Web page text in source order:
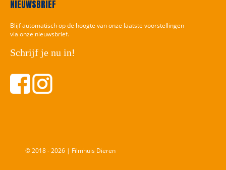
NIEUWSBRIEF
Blijf automatisch op de hoogte van onze laatste voorstellingen
via onze nieuwsbrief.
Schrijf je nu in!
© 2018 - 2026 | Filmhuis Dieren